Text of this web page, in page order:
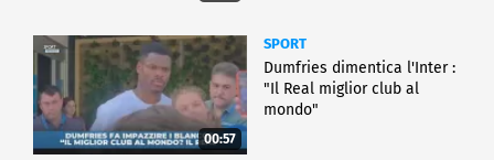
00:57
SPORT
Dumfries dimentica l'Inter :
"Il Real miglior club al
mondo"